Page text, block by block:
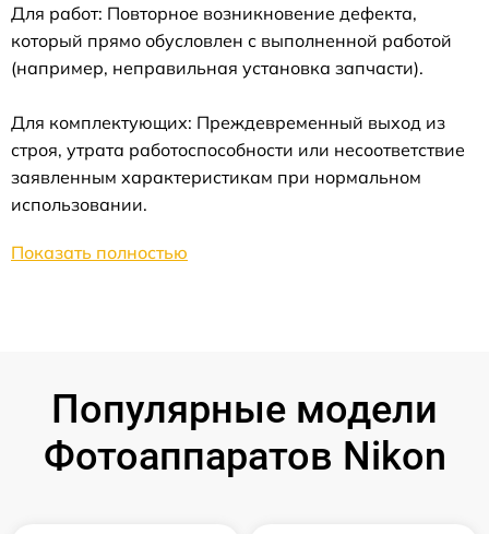
Для работ: Повторное возникновение дефекта,
который прямо обусловлен с выполненной работой
(например, неправильная установка запчасти).
Для комплектующих: Преждевременный выход из
строя, утрата работоспособности или несоответствие
заявленным характеристикам при нормальном
использовании.
Показать полностью
Популярные модели
Фотоаппаратов Nikon